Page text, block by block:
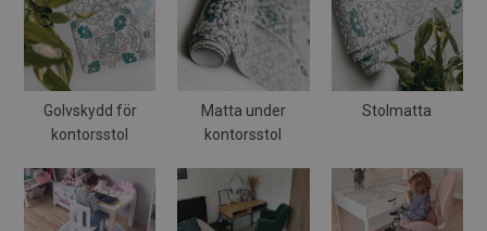
Golvskydd för
kontorsstol
Matta under
kontorsstol
Stolmatta